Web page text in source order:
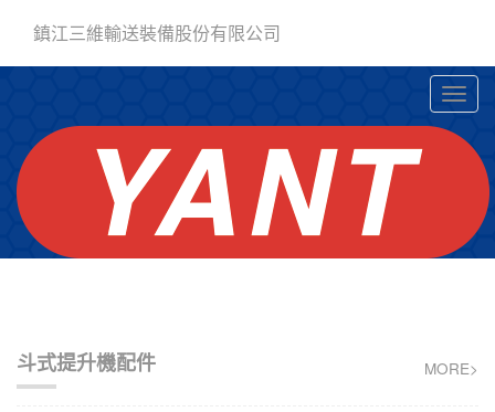
鎮江三維輸送裝備股份有限公司
MORE>
斗式提升機配件